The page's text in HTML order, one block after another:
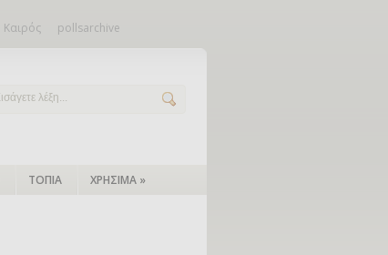
Καιρός pollsarchive
ΤΟΠΙΑ ΧΡΗΣΙΜΑ »